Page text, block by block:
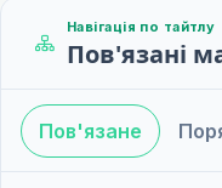
Навігація по тайтлу
Пов'язані
Пов'язане